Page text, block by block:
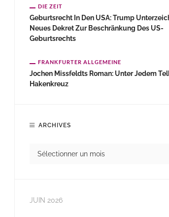
DIE ZEIT
Geburtsrecht In Den USA: Trump
Neues Dekret Zur Beschränkung Des US-
Geburtsrechts
FRANKFURTER ALLGEMEINE
Jochen Missfeldts Roman: Unter Jedem
Hakenkreuz
ARCHIVES
JUIN 2026